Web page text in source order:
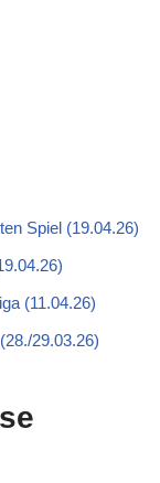
Spiel (19.04.26)
(11.04.26)
29.03.26)